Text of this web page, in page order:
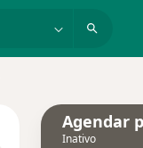
Agendar
Inativo